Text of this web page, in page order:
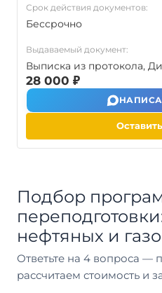
Срок действия документов:
Бессрочно
Выдаваемый документ:
Выписка из протокола,
28 000 ₽
Подбор
нефтяных и
Ответьте на 4 вопроса —
рассчитаем стоимость и